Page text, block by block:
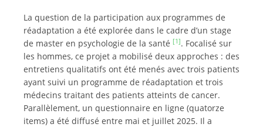
La question de la participation aux programmes de
réadaptation a été explorée dans le cadre d’un stage
de master en psychologie de la santé [1]. Focalisé sur
les hommes, ce projet a mobilisé deux approches : des
entretiens qualitatifs ont été menés avec trois patients
ayant suivi un programme de réadaptation et trois
médecins traitant des patients atteints de cancer.
Parallèlement, un questionnaire en ligne (quatorze
items) a été diffusé entre mai et juillet 2025. Il a